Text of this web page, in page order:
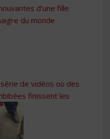
d’une fille
du monde
de vidéos où des
finissent les